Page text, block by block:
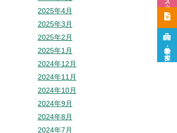
学校・学科を
探す
2025年4月
2025年3月
2025年2月
2025年1月
2024年12月
2024年11月
2024年10月
2024年9月
2024年8月
2024年7月